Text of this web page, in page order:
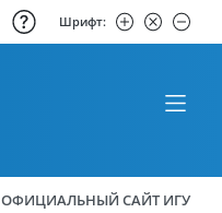
Шрифт:
ОФИЦИАЛЬНЫЙ САЙТ ИГУ